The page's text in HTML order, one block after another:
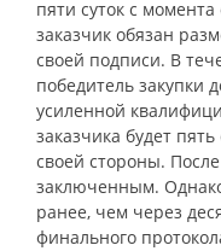
пяти суток с
заказчик обязан
своей подписи. В
победитель закупки
усиленной
заказчика будет
своей стороны. После
заключенным.
ранее, чем через
финального